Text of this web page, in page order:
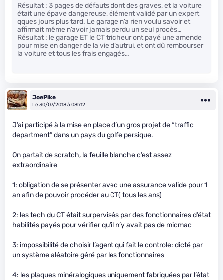
Résultat : 3 pages de défauts dont des graves, et la voiture
était une épave dangereuse, élément validé par un expert
qques jours plus tard. Le garage n’a rien voulu savoir et
affirmait même n’avoir jamais perdu un seul procès…
Résultat : le garage ET le CT tricheur ont payé une amende
pour mise en danger de la vie d’autrui, et ont dû rembourser
la voiture et tous les frais engagés…
JoePike
Le 30/07/2018 à 08h12
J’ai participé à la mise en place d’un gros projet de “traffic
department” dans un pays du golfe persique.
On partait de scratch, la feuille blanche c’est assez
extraordinaire
1: obligation de se présenter avec une assurance valide pour 1
an afin de pouvoir procéder au CT( tous les ans)
2: les tech du CT était surpervisés par des fonctionnaires d’état
habilités payés pour vérifier qu’il n’y avait pas de micmac
3: impossibilité de choisir l’agent qui fait le controle: dicté par
un système aléatoire géré par les fonctionnaires
4: les plaques minéralogiques uniquement fabriquées par l’état